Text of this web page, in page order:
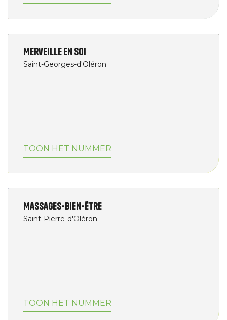
Merveille en soi
Saint-Georges-d'Oléron
TOON HET NUMMER
Massages-Bien-Être
Saint-Pierre-d'Oléron
TOON HET NUMMER